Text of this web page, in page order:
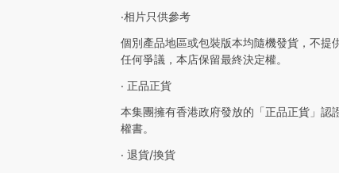
‧相片只供參考
個別產品地區或包裝版本均隨機發貨，不提
任何爭議，本店保留最終決定權。
‧ 正品正貨
本集團擁有香港政府發放的「正品正貨」認
權書。
‧ 退貨/換貨